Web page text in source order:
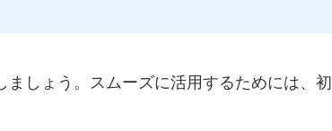
しょう。スムーズに活用するためには、初